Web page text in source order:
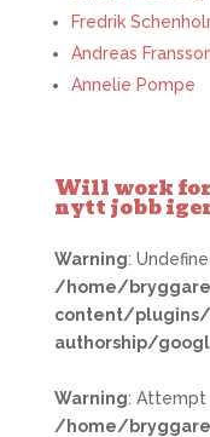
Fredrik
Andreas
Annelie Pompe
Will work for
nytt jobb
Warning:
/home/
content/
authorship/
Warning: Attempt
/home/